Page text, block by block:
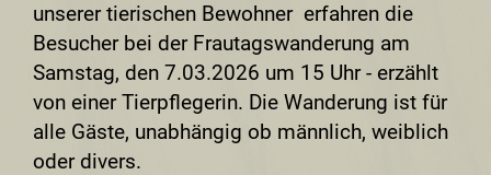
unserer tierischen Bewohner erfahren die
Besucher bei der Frautagswanderung am
Samstag, den 7.03.2026 um 15 Uhr - erzählt
von einer Tierpflegerin. Die Wanderung ist für
alle Gäste, unabhängig ob männlich, weiblich
oder divers.